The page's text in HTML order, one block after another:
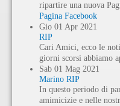
ripartire una nuova
Pagina Facebook
Gio 01 Apr 2021
RIP
Cari Amici, ecco le
giorni scorsi abbiamo
Sab 01 Mag 2021
Marino RIP
In questo periodo di
amimicizie e nelle